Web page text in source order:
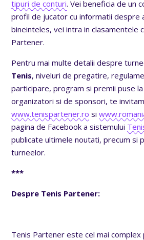
tipuri de conturi. Vei beneficia de un
profil de jucator cu informatii despre
bineinteles, vei intra in clasamentele
Partener.
Pentru mai multe detalii despre
Tenis, niveluri de pregatire,
participare, program si premii puse
organizatori si de sponsori, te
www.tenispartener.ro si
pagina de Facebook a sistemului
publicate ultimele noutati, precum si
turneelor.
***
Despre Tenis Partener:
Tenis Partener este cel mai